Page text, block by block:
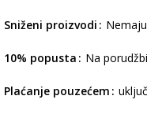
Sniženi proizvodi
10% popusta Na
Plaćanje pouzećem